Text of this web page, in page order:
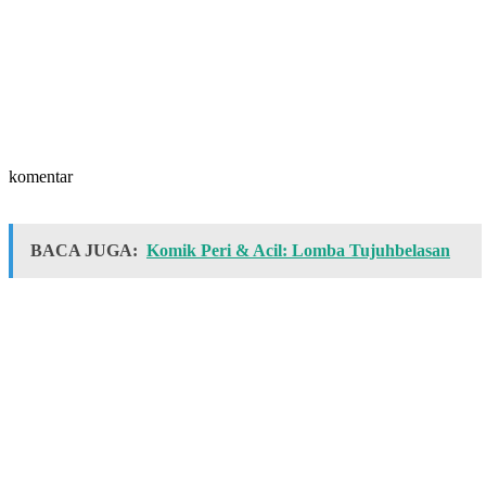
komentar
BACA JUGA: Komik Peri & Acil: Lomba Tujuhbelasan